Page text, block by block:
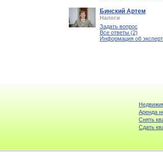
Бинский Артем
Налоги
Задать вопрос
Все ответы (2)
Информация об
Аренда
Снять
Cдать